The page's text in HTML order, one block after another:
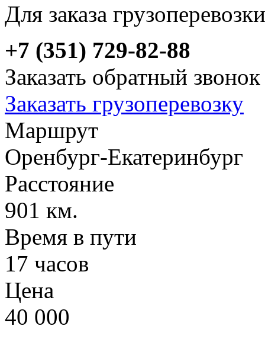
Для заказа
+7 (351) 729-82-88
Заказать обратный звонок
Заказать грузоперевозку
Маршрут
Оренбург-Екатеринбург
Расстояние
901 км.
Время в пути
17 часов
Цена
40 000